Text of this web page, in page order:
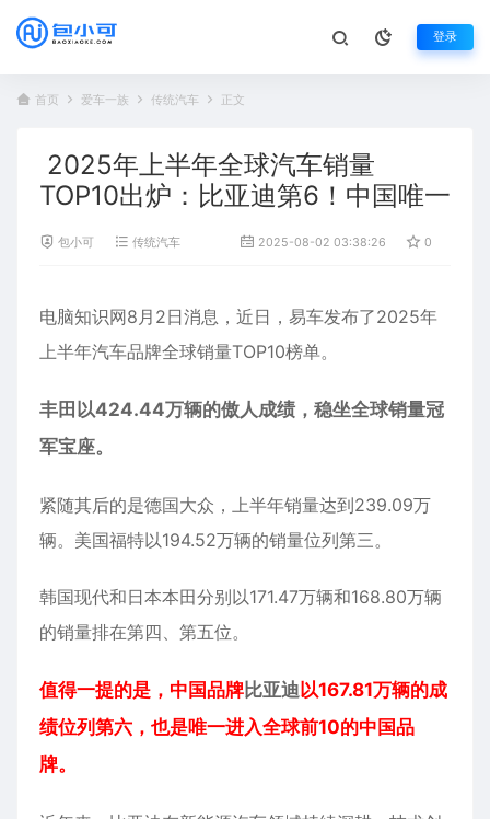
登录
首页 爱车一族 传统汽车 正文
2025年上半年全球汽车销量
TOP10出炉：比亚迪第6！中国唯一
包小可 传统汽车 2025-08-02 03:38:26 0
电脑知识网8月2日消息，近日，易车发布了2025年
上半年汽车品牌全球销量TOP10榜单。
丰田以424.44万辆的傲人成绩，稳坐全球销量冠
军宝座。
紧随其后的是德国大众，上半年销量达到239.09万
辆。美国福特以194.52万辆的销量位列第三。
韩国现代和日本本田分别以171.47万辆和168.80万辆
的销量排在第四、第五位。
值得一提的是，中国品牌比亚迪以167.81万辆的成
绩位列第六，也是唯一进入全球前10的中国品
牌。